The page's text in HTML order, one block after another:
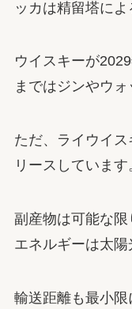
ッカは精留塔によ
ウイスキーが
まではジンやウォ
ただ、ライウイ
リースしています
副産物は可能な限
エネルギーは太陽
輸送距離も最小